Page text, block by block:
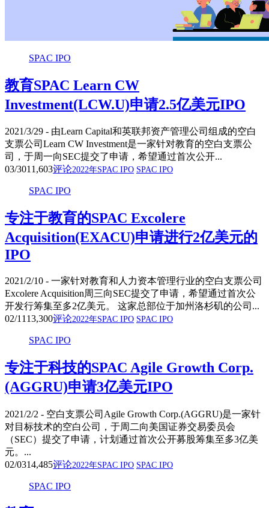
SPAC IPO
教育SPAC Learn CW
Investment(LCW.U)申请2.5亿美元IPO
2021/3/29 - 由Learn Capital和英联邦资产管理公司组成的空白
支票公司Learn CW Investment是一家针对教育的空白支票公
司，于周一向SEC提交了申请，希望通过首次公开...
03/3011,603评论2022年SPAC IPO SPAC IPO
SPAC IPO
专注于教育的SPAC Excolere
Acquisition(EXACU)申请进行2亿美元的
IPO
2021/2/10 - 一家针对教育和人力资本管理行业的空白支票公司
Excolere Acquisition周三向SEC提交了申请，希望通过首次公
开发行筹集至多2亿美元。 这家总部位于加州洛杉矶的公司...
02/11 13,300评论2022年SPAC IPO SPAC IPO
SPAC IPO
专注于科技的SPAC Agile Growth Corp.
(AGGRU)申请3亿美元IPO
2021/2/2 - 空白支票公司Agile Growth Corp.(AGGRU)是一家针
对目标技术的空白公司，于周二向美国证券交易委员会
（SEC）提交了申请，计划通过首次公开募股筹集至多3亿美
元。...
02/0314,485评论2022年SPAC IPO SPAC IPO
SPAC IPO